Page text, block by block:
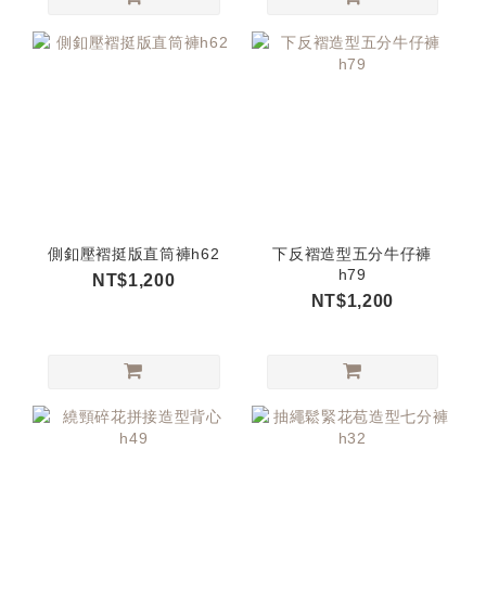
側釦壓褶挺版直筒褲h62
NT$1,200
下反褶造型五分牛仔褲
h79
NT$1,200